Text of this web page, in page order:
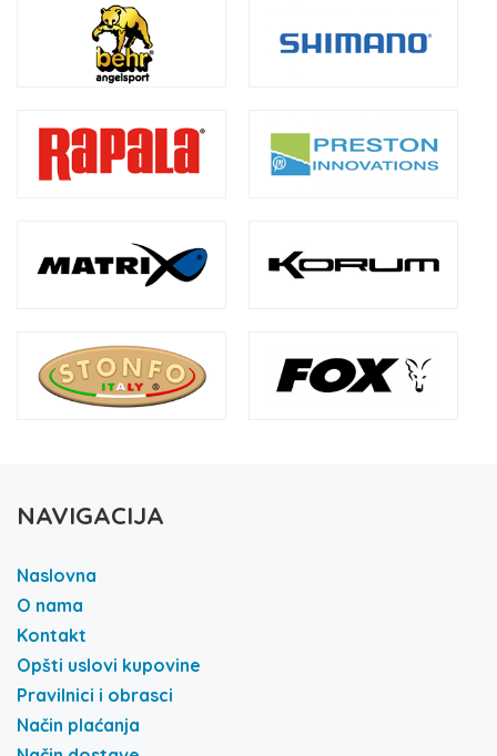
NAVIGACIJA
Naslovna
O nama
Kontakt
Opšti uslovi kupovine
Pravilnici i obrasci
Način plaćanja